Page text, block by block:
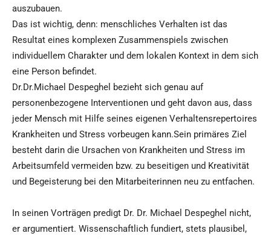
auszubauen.
Das ist wichtig, denn: menschliches Verhalten ist das
Resultat eines komplexen Zusammenspiels zwischen
individuellem Charakter und dem lokalen Kontext in dem sich
eine Person befindet.
Dr.Dr.Michael Despeghel bezieht sich genau auf
personenbezogene Interventionen und geht davon aus, dass
jeder Mensch mit Hilfe seines eigenen Verhaltensrepertoires
Krankheiten und Stress vorbeugen kann.Sein primäres Ziel
besteht darin die Ursachen von Krankheiten und Stress im
Arbeitsumfeld vermeiden bzw. zu beseitigen und Kreativität
und Begeisterung bei den Mitarbeiterinnen neu zu entfachen.
In seinen Vorträgen predigt Dr. Dr. Michael Despeghel nicht,
er argumentiert. Wissenschaftlich fundiert, stets plausibel,